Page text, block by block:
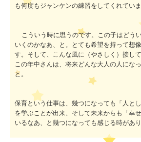
も何度もジャンケンの練習をしてくれていま
こういう時に思うのです。この子はどう
いくのかなあ、と。とても希望を持って想
す。そして、こんな風に（やさしく）接し
この年中さんは、将来どんな大人の人にな
と。
保育という仕事は、幾つになっても「人と
を学ぶことが出来、そして未来からも「幸
いるなあ、と幾つになっても感じる時があり